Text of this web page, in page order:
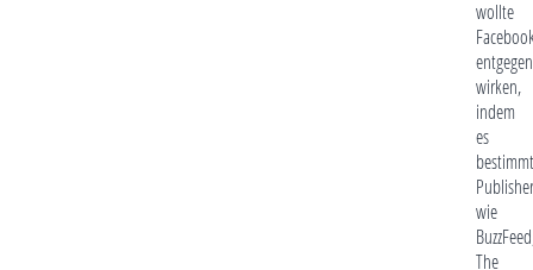
wollte
entgegen
wirken,
indem
es
wie
The